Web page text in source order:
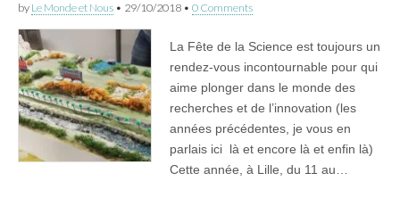
by Le Monde et Nous • 29/10/2018 • 0 Comments
La Fête de la Science est toujours un
rendez-vous incontournable pour qui
aime plonger dans le monde des
recherches et de l’innovation (les
années précédentes, je vous en
parlais ici là et encore là et enfin là)
Cette année, à Lille, du 11 au…